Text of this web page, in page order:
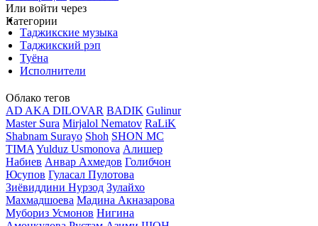
Или войти через
Категории
Таджикские музыка
Таджикский рэп
Туёна
Исполнители
Облако тегов
AD AKA DILOVAR BADIK Gulinur
Master Sura Mirjalol Nematov RaLiK
Shabnam Surayo Shoh SHON MC
TIMA Yulduz Usmonova Алишер
Набиев Анвар Ахмедов Голибчон
Юсупов Гуласал Пулотова
Зиёвиддини Нурзод Зулайхо
Махмадшоева Мадина Акназарова
Мубориз Усмонов Нигина